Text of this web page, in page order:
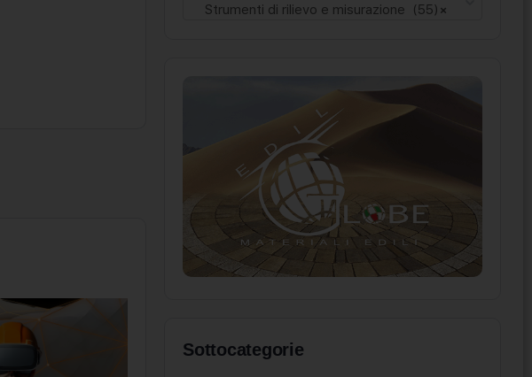
×
Strumenti di rilievo e misurazione (55)
Sottocategorie